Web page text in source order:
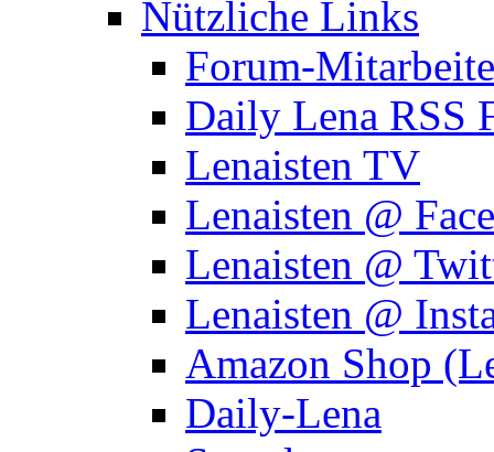
Nützliche Links
Forum-
Daily Lena RSS
Lenaisten TV
Lenaisten @
Lenaisten @
Lenaisten @
Amazon Shop
Daily-Lena